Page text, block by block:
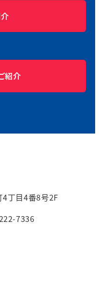
紹介
4丁目4番8号2F
7336